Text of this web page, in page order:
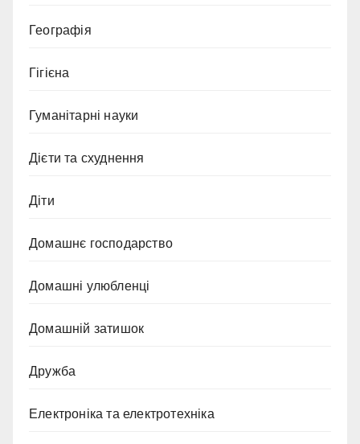
Географія
Гігієна
Гуманітарні науки
Дієти та схуднення
Діти
Домашнє господарство
Домашні улюбленці
Домашній затишок
Дружба
Електроніка та електротехніка